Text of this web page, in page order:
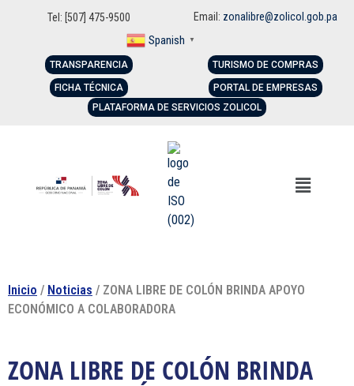
Tel: [507] 475-9500 Email: zonalibre@zolicol.gob.pa
Spanish ▼
TRANSPARENCIA
FICHA TÉCNICA
TURISMO DE COMPRAS
PORTAL DE EMPRESAS
PLATAFORMA DE SERVICIOS ZOLICOL
Inicio / Noticias / ZONA LIBRE DE COLÓN BRINDA APOYO
ECONÓMICO A COLABORADORA
ZONA LIBRE DE COLÓN BRINDA